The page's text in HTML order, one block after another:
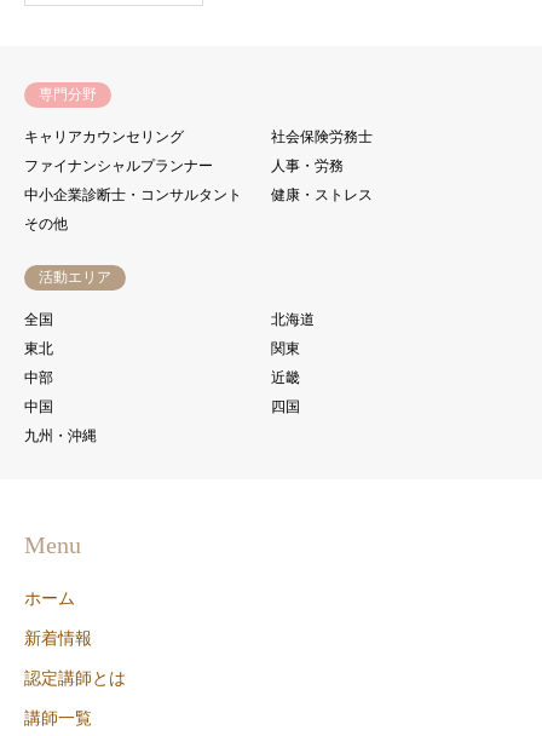
専門分野
キャリアカウンセリング
社会保険労務士
ファイナンシャルプランナー
人事・労務
中小企業診断士・コンサルタント
健康・ストレス
その他
活動エリア
全国
北海道
東北
関東
中部
近畿
中国
四国
九州・沖縄
Menu
ホーム
新着情報
認定講師とは
講師一覧